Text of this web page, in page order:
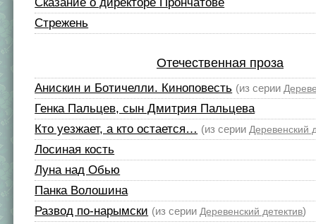
Стрежень
Отечественная проза
Анискин и Ботичелли. Киноповесть (из серии
Генка Пальцев, сын Дмитрия Пальцева
Кто уезжает, а кто остается… (из серии Деревенский
Лосиная кость
Луна над Обью
Панка Волошина
Развод по-нарымски (из серии Деревенский детектив)